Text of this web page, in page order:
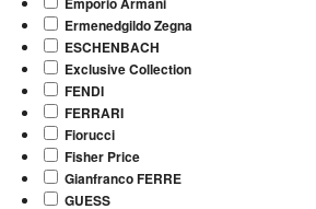
Ermenedgildo Zegna
ESCHENBACH
Exclusive Collection
FENDI
FERRARI
Fiorucci
Fisher Price
Gianfranco FERRE
GUESS